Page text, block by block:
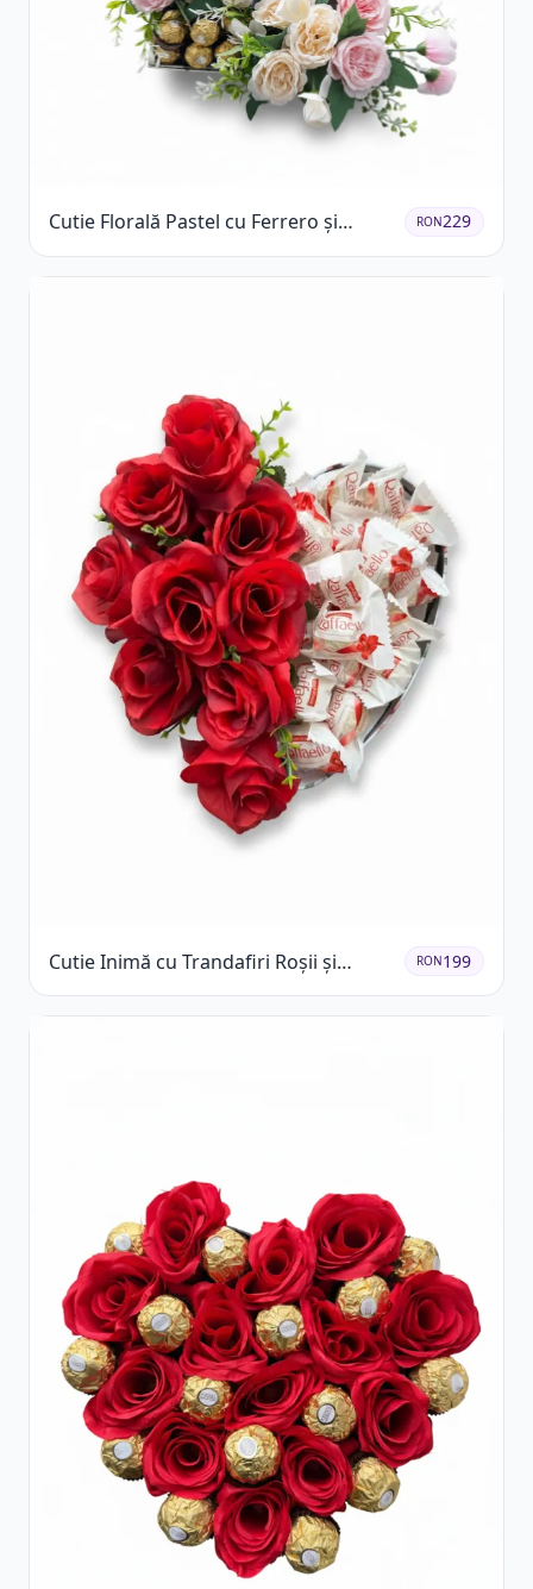
Cutie Florală Pastel cu Ferrero și
Raffaello
RON229
Cutie Inimă cu Trandafiri Roșii și
Raffaello
RON199